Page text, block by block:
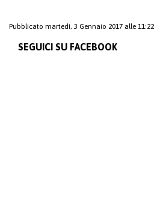
Pubblicato martedì, 3 Gennaio 2017 alle 11:22
SEGUICI SU FACEBOOK